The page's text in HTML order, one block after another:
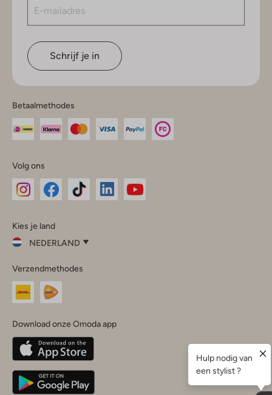
Schrijf je in
Betaalmethodes
Volg ons
InstagramFacebook
Kies je land
NEDERLAND
je
land
Nederland
Belgique(Français)
Deutschland
Verzendmethodes
Download onze Omoda app